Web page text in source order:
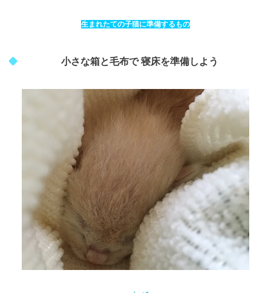
生まれたての子猫に準備するもの
小さな箱と毛布で 寝床を準備しよう